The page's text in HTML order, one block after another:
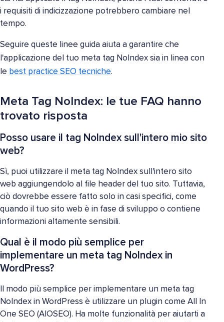
i requisiti di indicizzazione potrebbero cambiare nel
tempo.
Seguire queste linee guida aiuta a garantire che
l'applicazione del tuo meta tag NoIndex sia in linea con
le best practice SEO tecniche.
Meta Tag NoIndex: le tue FAQ hanno
trovato risposta
Posso usare il tag NoIndex sull'intero mio sito
web?
Sì, puoi utilizzare il meta tag NoIndex sull'intero sito
web aggiungendolo al file header del tuo sito. Tuttavia,
ciò dovrebbe essere fatto solo in casi specifici, come
quando il tuo sito web è in fase di sviluppo o contiene
informazioni altamente sensibili.
Qual è il modo più semplice per
implementare un meta tag NoIndex in
WordPress?
Il modo più semplice per implementare un meta tag
NoIndex in WordPress è utilizzare un plugin come All In
One SEO (AIOSEO). Ha molte funzionalità per aiutarti a